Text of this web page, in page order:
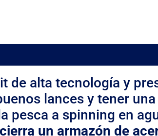
de alta tecnología y
lances y tener
pesca a spinning en
un armazón de